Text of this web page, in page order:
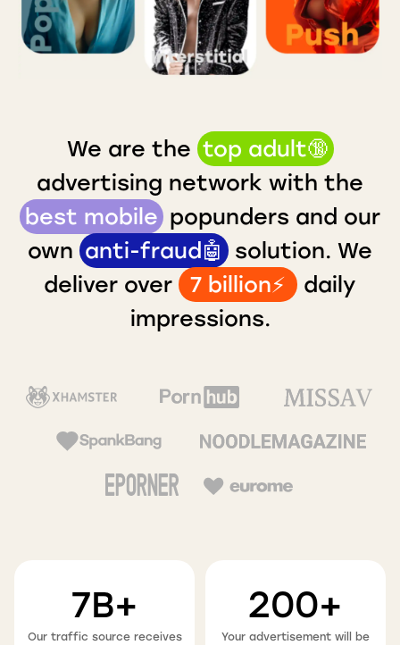
We are the top adult🔞
advertising network with the
best mobile popunders and our
own anti-fraud🤖
solution. We
deliver over
7 billion⚡️
daily
impressions.
7B+
Our traffic source receives
200+
Your advertisement will be